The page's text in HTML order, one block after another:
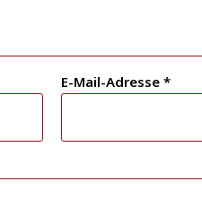
E-Mail-Adresse *